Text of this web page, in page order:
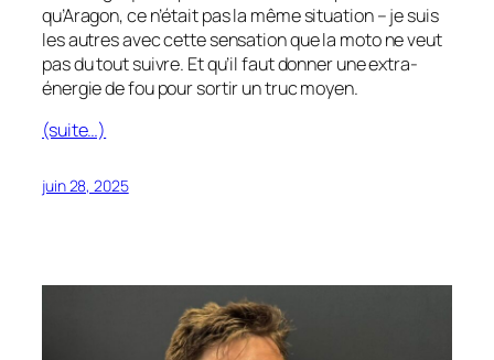
qu’Aragon, ce n’était pas la même situation – je suis
les autres avec cette sensation que la moto ne veut
pas du tout suivre. Et qu’il faut donner une extra-
énergie de fou pour sortir un truc moyen.
(suite…)
juin 28, 2025